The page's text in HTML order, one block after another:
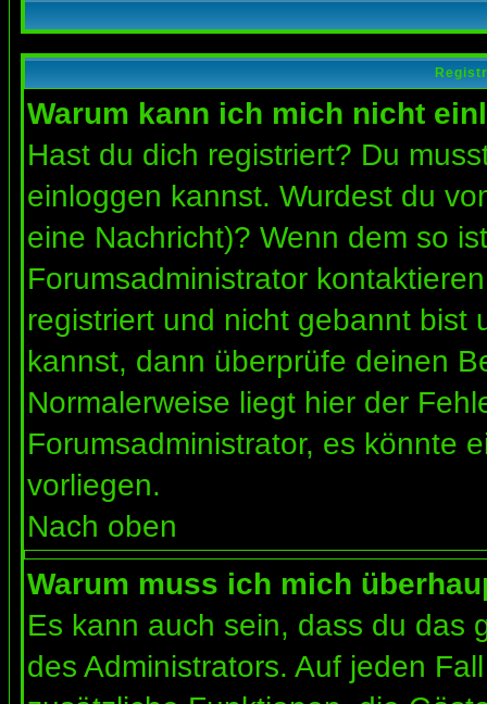
Warum kann ich mich nicht
Hast du dich registriert? Du
einloggen kannst. Wurdest du
eine Nachricht)? Wenn dem so
Forumsadministrator
registriert und nicht gebannt bist
kannst, dann überprüfe deinen
Normalerweise liegt hier der
Forumsadministrator, es könnte
vorliegen.
Nach oben
Warum muss ich mich
Es kann auch sein, dass du das
des Administrators. Auf jeden